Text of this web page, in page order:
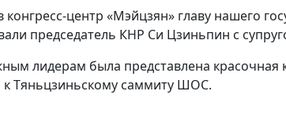
центр «Мэйцзян» главу нашего
председатель КНР Си Цзиньпин с
лидерам была представлена красочная
к Тяньцзиньскому саммиту ШОС.